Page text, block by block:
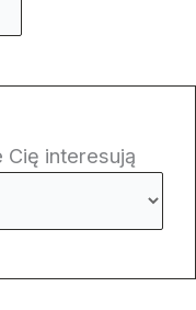
interesują